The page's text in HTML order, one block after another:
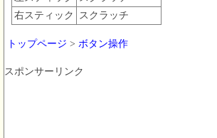
右スティック
スクラッチ
トップページ > ボタン操作
スポンサーリンク